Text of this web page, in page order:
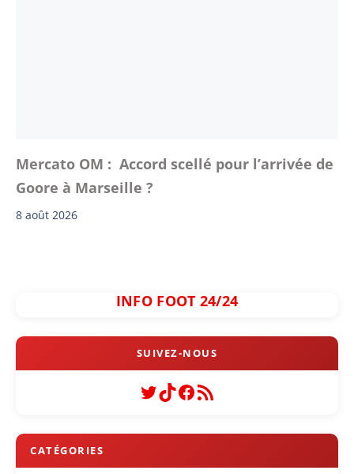
Mercato OM : Accord scellé pour l’arrivée de
Goore à Marseille ?
8 août 2026
INFO FOOT 24/24
Twitter
TikTok
Facebook
Flux RSS